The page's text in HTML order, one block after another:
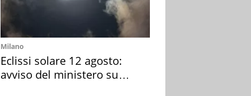
Milano
Eclissi solare 12 agosto:
avviso del ministero su